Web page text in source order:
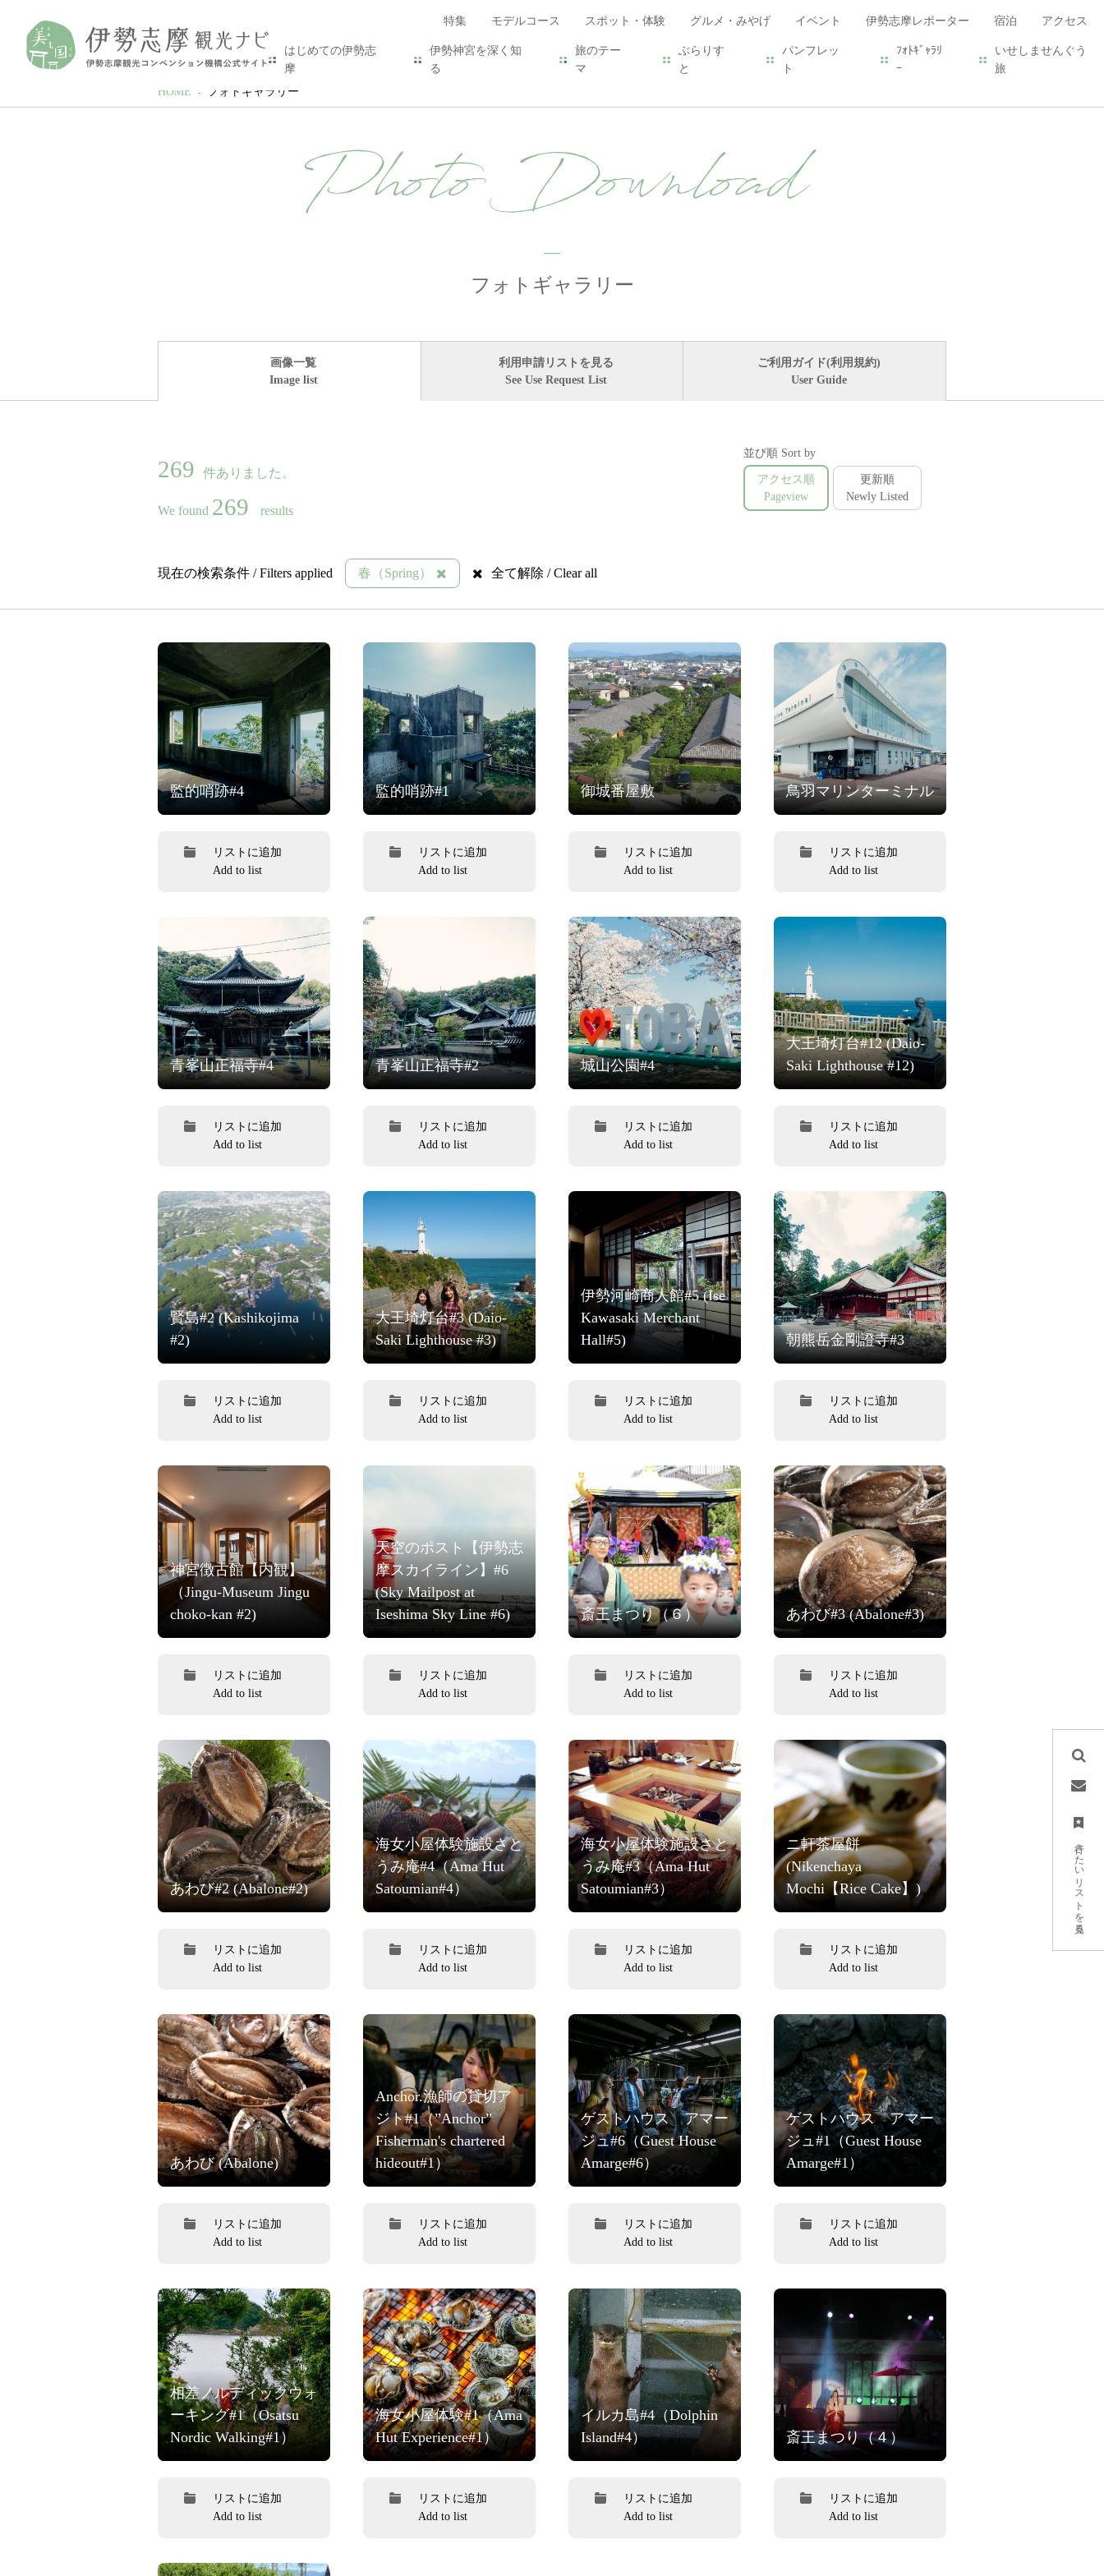
特集 モデルコース スポット・体験 グルメ・みやげ イベント 伊勢志摩レポーター 宿泊 アクセス
はじめての伊勢志
摩
伊勢神宮を深く知
る
旅のテー
マ
ぶらりす
と
パンフレッ
ト
ﾌｫﾄｷﾞｬﾗﾘ
ｰ
いせしませんぐう
旅
行きたいリストを見る
HOME フォトギャラリー
Photo Download
フォトギャラリー
画像一覧
Image list
利用申請リストを見る
See Use Request List
ご利用ガイド(利用規約)
User Guide
269 件ありました。
We found 269 results
並び順 Sort by
アクセス順
Pageview
更新順
Newly Listed
現在の検索条件 / Filters applied 春（Spring） 全て解除 / Clear all
監的哨跡#4
リストに追加
Add to list
監的哨跡#1
リストに追加
Add to list
御城番屋敷
リストに追加
Add to list
鳥羽マリンターミナル
リストに追加
Add to list
青峯山正福寺#4
リストに追加
Add to list
青峯山正福寺#2
リストに追加
Add to list
城山公園#4
リストに追加
Add to list
大王埼灯台#12 (Daio-
Saki Lighthouse #12)
リストに追加
Add to list
賢島#2 (Kashikojima
#2)
リストに追加
Add to list
大王埼灯台#3 (Daio-
Saki Lighthouse #3)
リストに追加
Add to list
伊勢河崎商人館#5 (Ise
Kawasaki Merchant
Hall#5)
リストに追加
Add to list
朝熊岳金剛證寺#3
リストに追加
Add to list
神宮徴古館【内観】
（Jingu-Museum Jingu
choko-kan #2)
リストに追加
Add to list
天空のポスト【伊勢志
摩スカイライン】#6
(Sky Mailpost at
Iseshima Sky Line #6)
リストに追加
Add to list
斎王まつり（６）
リストに追加
Add to list
あわび#3 (Abalone#3)
リストに追加
Add to list
あわび#2 (Abalone#2)
リストに追加
Add to list
海女小屋体験施設さと
うみ庵#4（Ama Hut
Satoumian#4）
リストに追加
Add to list
海女小屋体験施設さと
うみ庵#3（Ama Hut
Satoumian#3）
リストに追加
Add to list
ニ軒茶屋餅
(Nikenchaya
Mochi【Rice Cake】)
リストに追加
Add to list
あわび (Abalone)
リストに追加
Add to list
Anchor.漁師の貸切ア
ジト#1（”Anchor”
Fisherman's chartered
hideout#1）
リストに追加
Add to list
ゲストハウス アマー
ジュ#6（Guest House
Amarge#6）
リストに追加
Add to list
ゲストハウス アマー
ジュ#1（Guest House
Amarge#1）
リストに追加
Add to list
相差ノルディックウォ
ーキング#1（Osatsu
Nordic Walking#1）
リストに追加
Add to list
海女小屋体験#1（Ama
Hut Experience#1）
リストに追加
Add to list
イルカ島#4（Dolphin
Island#4）
リストに追加
Add to list
斎王まつり（４）
リストに追加
Add to list